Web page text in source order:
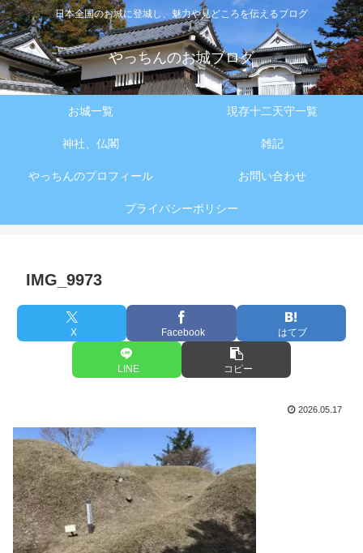
日本全国のお城に登城し、魅力や見どころを伝えるブログ
やっちんのお城ブログ
お城一覧 現存十二天守一覧
神社、仏閣 雑記
やっちんのプロフィール お問い合わせ
プライバシーポリシー
IMG_9973
X Facebook はてブ
LINE コピー
2026.05.17